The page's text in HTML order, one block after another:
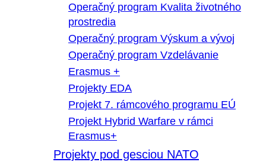
Operačný program Kvalita životného
prostredia
Operačný program Výskum a vývoj
Operačný program Vzdelávanie
Erasmus +
Projekty EDA
Projekt 7. rámcového programu EÚ
Projekt Hybrid Warfare v rámci
Erasmus+
Projekty pod gesciou NATO